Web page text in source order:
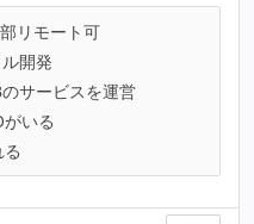
リモート可
開発
サービスを運営
がいる